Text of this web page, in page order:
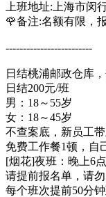
上班地址:上海市闵
🌹备注:名额有限，
​​​-------------------------
日结桃浦邮政仓库
日结200元/班
男：18～55岁
女：18～45岁
不查案底，新员工
免费工作餐1顿，自
[烟花]夜班：晚上6
请提前报名单，请
每个班次提前50分